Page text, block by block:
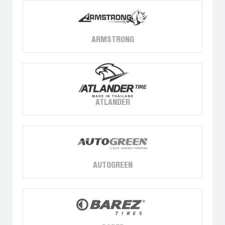
ARMSTRONG
ATLANDER
AUTOGREEN